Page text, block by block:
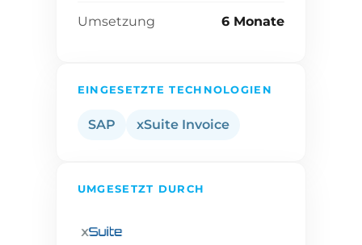
Umsetzung 6 Monate
EINGESETZTE TECHNOLOGIEN
SAP xSuite Invoice
UMGESETZT DURCH